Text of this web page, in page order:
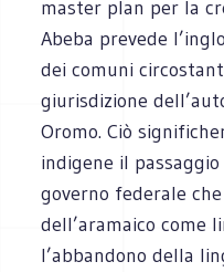
master plan per la
Abeba prevede
dei comuni
giurisdizione
Oromo. Ciò
indigene il
governo federale
dell’aramaico come
l’abbandono della